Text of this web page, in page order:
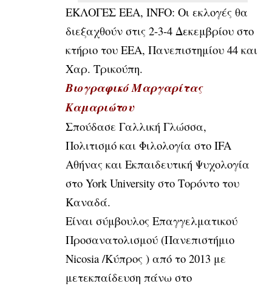
ΕΚΛΟΓΕΣ ΕΕΑ, INFO: Οι εκλογές θα
διεξαχθούν στις 2-3-4 Δεκεμβρίου στο
κτήριο του ΕΕΑ, Πανεπιστημίου 44 και
Χαρ. Τρικούπη.
Βιογραφικό Μαργαρίτας
Καμαριώτου
Σπούδασε Γαλλική Γλώσσα,
Πολιτισμό και Φιλολογία στο IFA
Αθήνας και Εκπαιδευτική Ψυχολογία
στο York University στο Τορόντο του
Καναδά.
Είναι σύμβουλος Επαγγελματικού
Προσανατολισμού (Πανεπιστήμιο
Nicosia /Κύπρος ) από το 2013 με
μετεκπαίδευση πάνω στο